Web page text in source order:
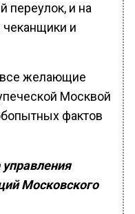
и на
чеканщики и
все желающие
Москвой
фактов
Московского